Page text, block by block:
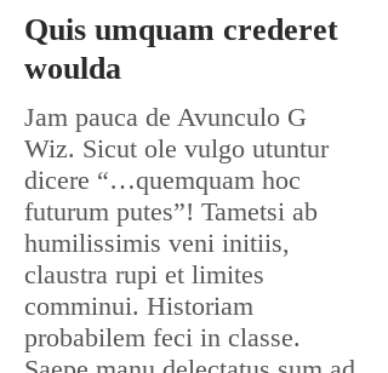
Quis umquam crederet
woulda
Jam pauca de Avunculo G
Wiz. Sicut ole vulgo utuntur
dicere “…quemquam hoc
futurum putes”! Tametsi ab
humilissimis veni initiis,
claustra rupi et limites
comminui. Historiam
probabilem feci in classe.